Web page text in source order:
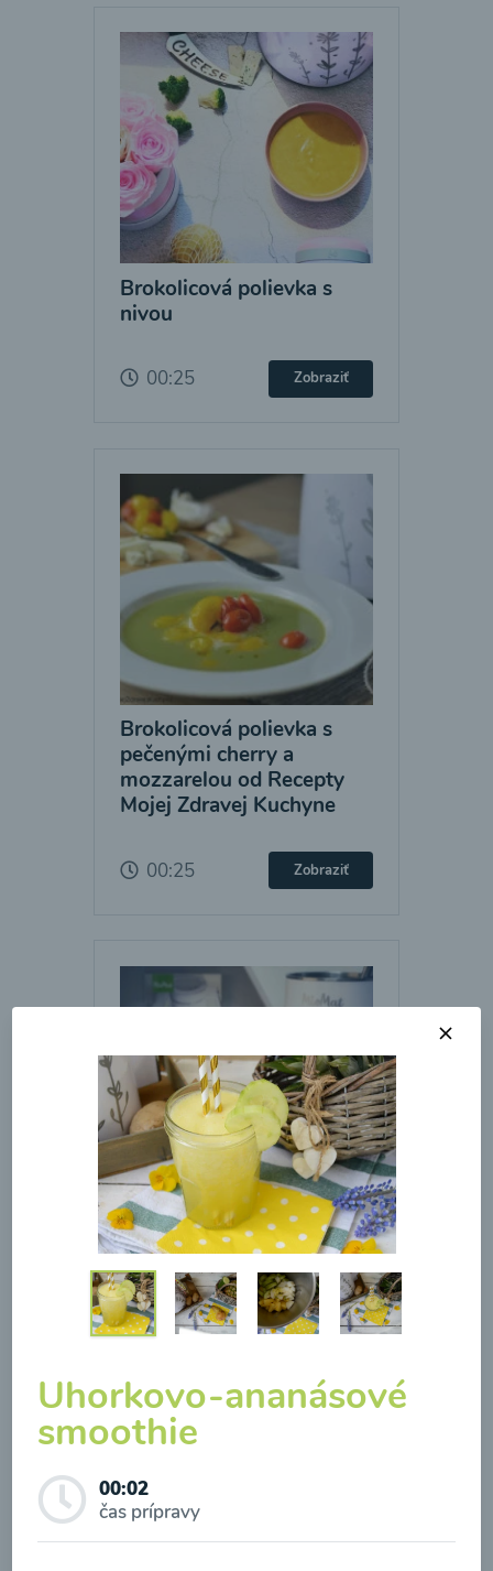
Brokolicová polievka s
nivou
00:25 Zobraziť
Brokolicová polievka s
pečenými cherry a
mozzarelou od Recepty
Mojej Zdravej Kuchyne
00:25 Zobraziť
Brokolicová polievka so
syrom
00:25 Zobraziť
Uhorkovo-ananásové
smoothie
00:02
čas prípravy
Odber noviniek a akcií
Odoslaním registrácie na Newsletter súhlasím so
spracovaním osobných údajov pre účely